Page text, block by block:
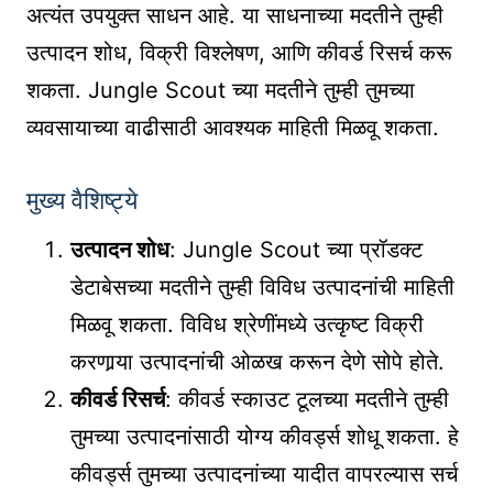
अत्यंत उपयुक्त साधन आहे. या साधनाच्या मदतीने तुम्ही
उत्पादन शोध, विक्री विश्लेषण, आणि कीवर्ड रिसर्च करू
शकता. Jungle Scout च्या मदतीने तुम्ही तुमच्या
व्यवसायाच्या वाढीसाठी आवश्यक माहिती मिळवू शकता.
मुख्य वैशिष्ट्ये
उत्पादन शोध: Jungle Scout च्या प्रॉडक्ट
डेटाबेसच्या मदतीने तुम्ही विविध उत्पादनांची माहिती
मिळवू शकता. विविध श्रेणींमध्ये उत्कृष्ट विक्री
करणार्‍या उत्पादनांची ओळख करून देणे सोपे होते.
कीवर्ड रिसर्च: कीवर्ड स्काउट टूलच्या मदतीने तुम्ही
तुमच्या उत्पादनांसाठी योग्य कीवर्ड्स शोधू शकता. हे
कीवर्ड्स तुमच्या उत्पादनांच्या यादीत वापरल्यास सर्च